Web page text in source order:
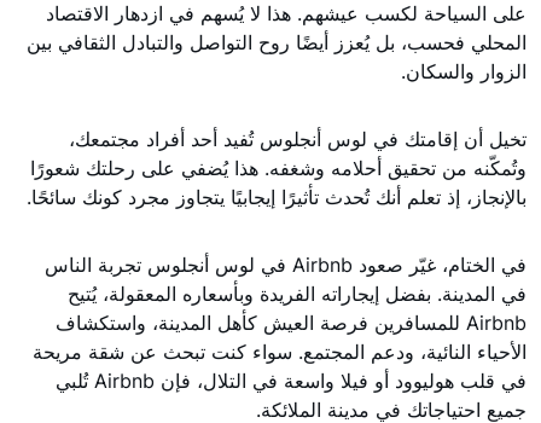
على السياحة لكسب عيشهم. هذا لا يُسهم في ازدهار الاقتصاد
المحلي فحسب، بل يُعزز أيضًا روح التواصل والتبادل الثقافي بين
الزوار والسكان.
تخيل أن إقامتك في لوس أنجلوس تُفيد أحد أفراد مجتمعك،
وتُمكّنه من تحقيق أحلامه وشغفه. هذا يُضفي على رحلتك شعورًا
بالإنجاز، إذ تعلم أنك تُحدث تأثيرًا إيجابيًا يتجاوز مجرد كونك سائحًا.
في الختام، غيّر صعود Airbnb في لوس أنجلوس تجربة الناس
في المدينة. بفضل إيجاراته الفريدة وبأسعاره المعقولة، يُتيح
Airbnb للمسافرين فرصة العيش كأهل المدينة، واستكشاف
الأحياء النائية، ودعم المجتمع. سواء كنت تبحث عن شقة مريحة
في قلب هوليوود أو فيلا واسعة في التلال، فإن Airbnb تُلبي
جميع احتياجاتك في مدينة الملائكة.